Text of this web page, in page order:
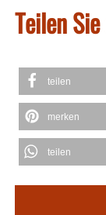
Teilen
teilen
merken
teilen